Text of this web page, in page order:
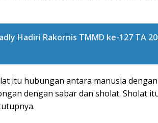
Hadiri Rakornis TMMD ke-127 TA
itu hubungan antara manusia
dengan sabar dan sholat. Sholat